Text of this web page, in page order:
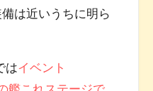
は近いうちに明ら
はイベント